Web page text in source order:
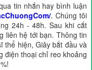
tin nhắn hay bình luận
. Chúng tôi
24h - 48h. Sau khi cắt
liên hệ tới bạn. Thông tin
thể hiện, Giây bắt đầu và
điện thoại chỉ reo khoảng